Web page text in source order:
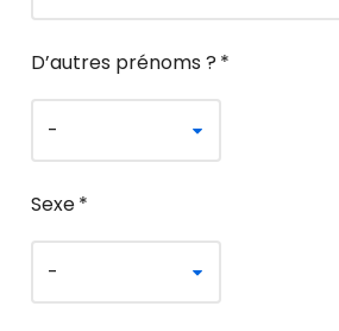
D’autres prénoms ? *
Sexe*